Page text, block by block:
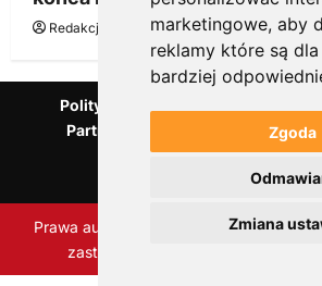
marketingowe, aby
reklamy które są
bardziej
Zgoda
Zmiana
Redakcja KnowMore.pl 20 marca,
Polityka Prywatności
Partnerzy Mentora.pl
Słownik
Blog o
Agencja marketingowa
Prawa autorskie Scorise Agency Sp. z
zastrzeżone.